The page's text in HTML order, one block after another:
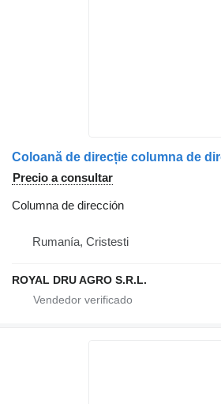
Precio a consultar
Columna de dirección
Rumanía, Cristesti
ROYAL DRU AGRO S.R.L.